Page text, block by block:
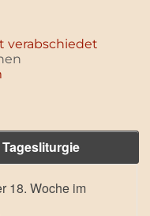
verabschiedet
18. Woche im